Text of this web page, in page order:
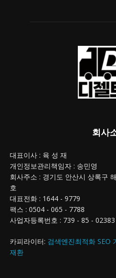
회사
대표이사 : 육 성 재
개인정보관리책임자 : 송민영
회사주소 : 경기도 안산시 상록구
호
대표전화 : 1644 - 9779
팩스 : 0504 - 065 - 7788
사업자등록번호 : 739 - 85 - 02383
카피라이터: 검색엔진최적화 SEO
재환